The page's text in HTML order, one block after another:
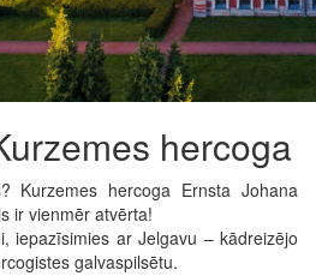
hercoga
Kurzemes hercoga Ernsta Johana
ir vienmēr atvērta!
iepazīsimies ar Jelgavu – kādreizējo
galvaspilsētu.